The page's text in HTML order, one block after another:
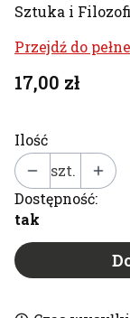
Sztuka i
Przejdź do
Cena
17,00 zł
Ilość
szt.
Dostępność:
tak